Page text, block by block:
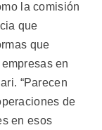
la comisión
que
que
en
“Parecen
de
en esos